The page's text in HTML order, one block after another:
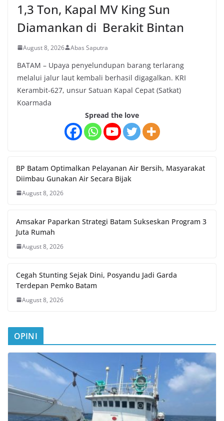
1,3 Ton, Kapal MV King Sun
Diamankan di Berakit Bintan
August 8, 2026 Abas Saputra
BATAM – Upaya penyelundupan barang terlarang
melalui jalur laut kembali berhasil digagalkan. KRI
Kerambit-627, unsur Satuan Kapal Cepat (Satkat)
Koarmada
Spread the love
BP Batam Optimalkan Pelayanan Air Bersih, Masyarakat
Diimbau Gunakan Air Secara Bijak
August 8, 2026
Amsakar Paparkan Strategi Batam Sukseskan Program 3
Juta Rumah
August 8, 2026
Cegah Stunting Sejak Dini, Posyandu Jadi Garda
Terdepan Pemko Batam
August 8, 2026
OPINI